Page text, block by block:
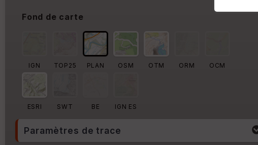
Fond de carte
IGN TOP25 PLAN OSM OTM ORM OCM
ESRI SWT BE IGN ES
Paramètres de trace